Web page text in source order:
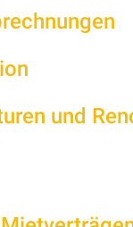
und